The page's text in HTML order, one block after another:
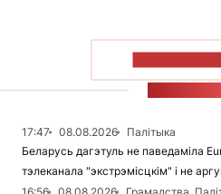
17:47 08.08.2026
Палітыка
Беларусь дагэтуль не паведаміла
тэлеканала "экстрэмісцкім" і не